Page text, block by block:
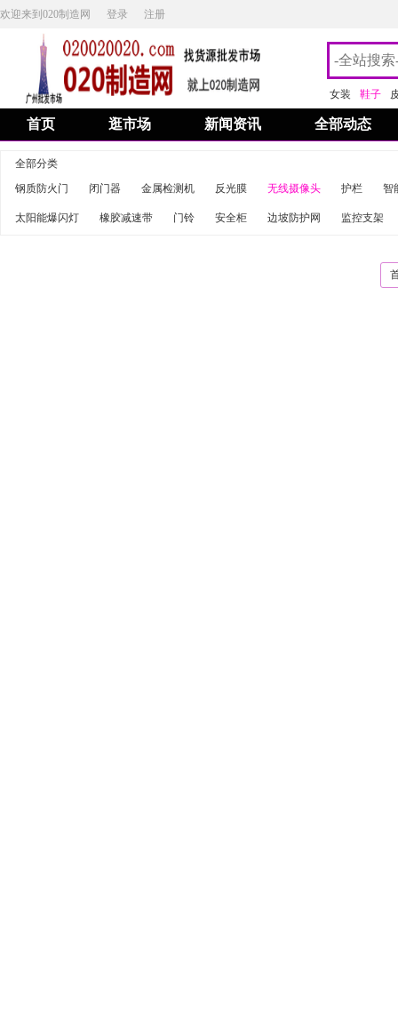
欢迎来到020制造网 登录 注册
女装 鞋子
首页 逛市场 新闻资讯 全部动态
全部分类
钢质防火门
闭门器 金属检测机 反光膜 无线摄像头 护栏 智
太阳能爆闪灯 橡胶减速带 门铃 安全柜 边坡防护网 监控支架